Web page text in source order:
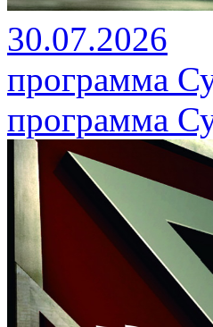
30.07.2026
программа
программа